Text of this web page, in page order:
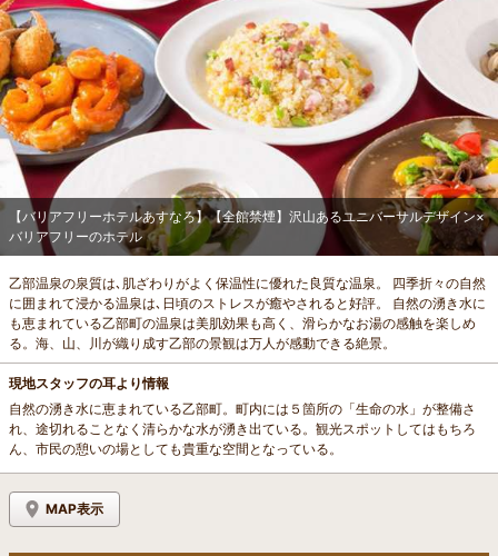
【バリアフリーホテルあすなろ】【全館禁煙】沢山あるユニバーサルデザイン×
バリアフリーのホテル
乙部温泉の泉質は､肌ざわりがよく保温性に優れた良質な温泉。 四季折々の自然
に囲まれて浸かる温泉は､日頃のストレスが癒やされると好評。 自然の湧き水に
も恵まれている乙部町の温泉は美肌効果も高く、滑らかなお湯の感触を楽しめ
る。海、山、川が織り成す乙部の景観は万人が感動できる絶景。
現地スタッフの耳より情報
自然の湧き水に恵まれている乙部町。町内には５箇所の「生命の水」が整備さ
れ、途切れることなく清らかな水が湧き出ている。観光スポットしてはもちろ
ん、市民の憩いの場としても貴重な空間となっている。
MAP表示